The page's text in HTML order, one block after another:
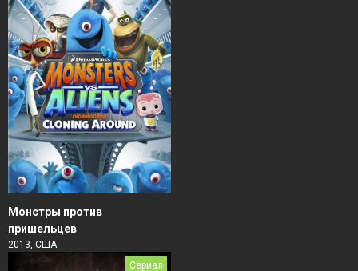
Монстры против
пришельцев
2013, США
Сериал